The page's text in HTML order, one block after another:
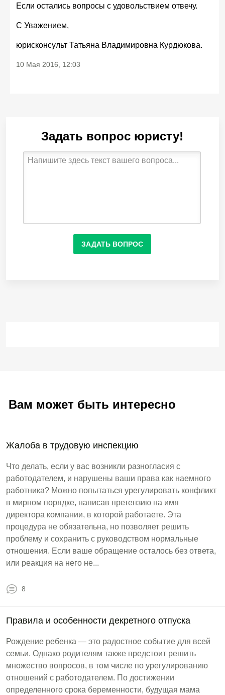
Если остались вопросы с удовольствием отвечу.
С Уважением,
юрисконсульт Татьяна Владимировна Курдюкова.
10 Мая 2016, 12:03
Задать вопрос юристу!
ЗАДАТЬ ВОПРОС
Вам может быть интересно
Жалоба в трудовую инспекцию
Что делать, если у вас возникли разногласия с
работодателем, и нарушены ваши права как наемного
работника? Можно попытаться урегулировать конфликт
в мирном порядке, написав претензию на имя
директора компании, в которой работаете. Эта
процедура не обязательна, но позволяет решить
проблему и сохранить с руководством нормальные
отношения. Если ваше обращение осталось без ответа,
или реакция на него не...
8
Правила и особенности декретного отпуска
Рождение ребенка — это радостное событие для всей
семьи. Однако родителям также предстоит решить
множество вопросов, в том числе по урегулированию
отношений с работодателем. По достижении
определенного срока беременности, будущая мама